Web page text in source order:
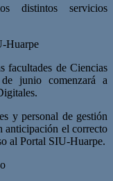
distintos servicios
Huarpe
facultades de Ciencias
junio comenzará a
y personal de gestión
anticipación el correcto
al Portal SIU-Huarpe.